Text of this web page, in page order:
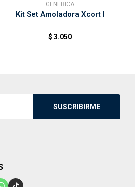
GENERICA
Kit Set Amoladora Xcort I
$ 3.050
SUSCRIBIRME